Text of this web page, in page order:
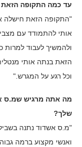
עד כמה התקופה
"התקופה הזאת חישלה
אותי להתמודד עם
ולהמשיך לעבוד
הזאת בנתה אותי
וכל רגע על המגרש."
מה אתה מרגיש שמ.ס
שלך?
"מ.ס אשדוד נתנה
ואנשי מקצוע ברמה